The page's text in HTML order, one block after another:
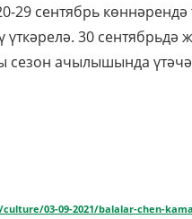
29 сентябрь көннәрендә
30 сентябрьдә
сезон ачылышында
03-09-2021/balalar-chen-